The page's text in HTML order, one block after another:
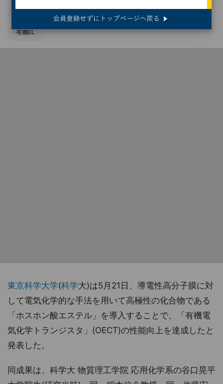
半導体デバイス 科学 東京科学大学 科学技術
有機EL
東京科学大学(科学大)は5月21日、導電性高分子膜に対
して電気化学的な手法を用いて高極性の化合物である
「ホスホン酸エステル」を導入することで、「有機電
気化学トランジスタ」(OECT)の性能向上を達成したと
発表した。
同成果は、科学大 物質理工学院 応用化学系の谷口晃平